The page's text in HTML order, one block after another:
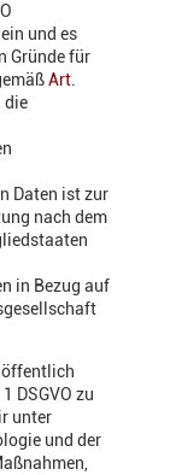
und es
Gründe für
Art.
die
Daten ist zur
nach dem
in Bezug auf
öffentlich
DSGVO zu
unter
und der